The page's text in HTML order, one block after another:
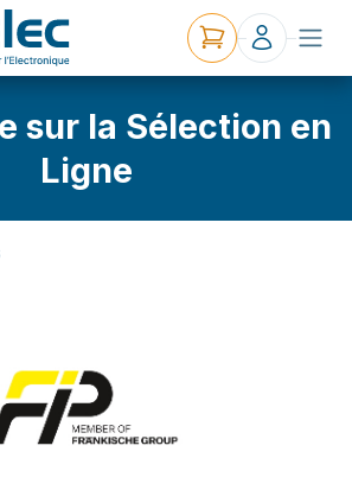
sur la Sélection en
Ligne